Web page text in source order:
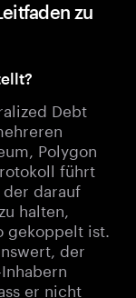
zu
Debt
Polygon
führt
der darauf
halten,
gekoppelt ist.
der
er nicht